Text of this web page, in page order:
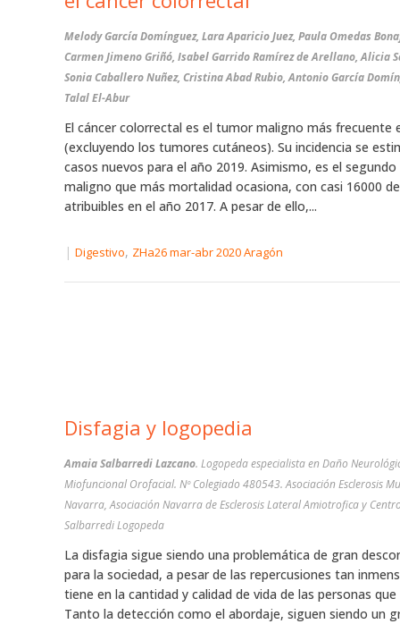
Melody García Domínguez, Lara Aparicio Juez, Paula Omedas
Carmen Jimeno Griñó, Isabel Garrido Ramírez de Arellano, Alicia
Sonia Caballero Nuñez, Cristina Abad Rubio, Antonio García
Talal El-Abur
El cáncer colorrectal es el tumor maligno más frecuente
(excluyendo los tumores cutáneos). Su incidencia se
casos nuevos para el año 2019. Asimismo, es el
maligno que más mortalidad ocasiona, con casi 16000
atribuibles en el año 2017. A pesar de ello,...
| Digestivo, ZHa26 mar-abr 2020 Aragón
Disfagia y logopedia
Amaia Salbarredi Lazcano. Logopeda especialista en Daño
Miofuncional Orofacial. Nº Colegiado 480543. Asociación Esclerosis
Navarra, Asociación Navarra de Esclerosis Lateral Amiotrofica y
Salbarredi Logopeda
La disfagia sigue siendo una problemática de gran
para la sociedad, a pesar de las repercusiones tan
tiene en la cantidad y calidad de vida de las personas que
Tanto la detección como el abordaje, siguen siendo un